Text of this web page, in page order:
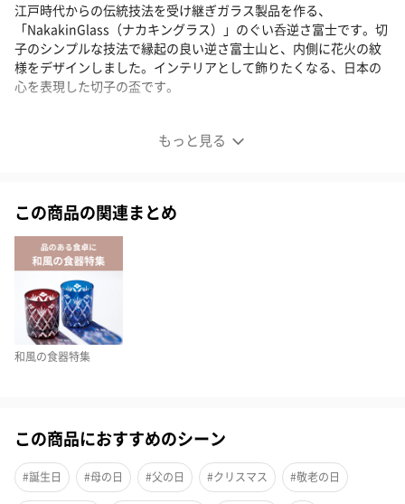
もっと見る
江戸時代からの伝統技法を受け継ぎガラス製品を作る、
「NakakinGlass（ナカキングラス）」のぐい呑逆さ富士です。切
子のシンプルな技法で縁起の良い逆さ富士山と、内側に花火の紋
様をデザインしました。インテリアとして飾りたくなる、日本の
心を表現した切子の盃です。
富士山と花火を表現したぐい吞み
一見美しい切子のぐい吞みですが、中をのぞくと花火の紋様が施
されています。逆さにすると富士山の形に！日本の心を表現した
色と切子を楽しめる究極の盃です。
色々な表情を見せる逆さ富士
セプトに、縁起物の「逆さ富士」が誕生しました。カラフルな色
で、瞬間毎の富士山を表現しています。
この商品の関連まとめ
和風の食器特集
この商品におすすめのシーン
#誕生日 #母の日 #父の日 #クリスマス #敬老の日